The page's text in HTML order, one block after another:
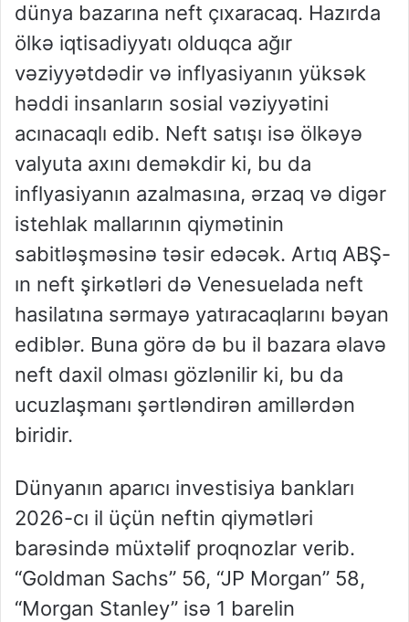
dünya bazarına neft çıxaracaq. Hazırda
ölkə iqtisadiyyatı olduqca ağır
vəziyyətdədir və inflyasiyanın yüksək
həddi insanların sosial vəziyyətini
acınacaqlı edib. Neft satışı isə ölkəyə
valyuta axını deməkdir ki, bu da
inflyasiyanın azalmasına, ərzaq və digər
istehlak mallarının qiymətinin
sabitləşməsinə təsir edəcək. Artıq ABŞ-
ın neft şirkətləri də Venesuelada neft
hasilatına sərmayə yatıracaqlarını bəyan
ediblər. Buna görə də bu il bazara əlavə
neft daxil olması gözlənilir ki, bu da
ucuzlaşmanı şərtləndirən amillərdən
biridir.
Dünyanın aparıcı investisiya bankları
2026-cı il üçün neftin qiymətləri
barəsində müxtəlif proqnozlar verib.
“Goldman Sachs” 56, “JP Morgan” 58,
“Morgan Stanley” isə 1 barelin